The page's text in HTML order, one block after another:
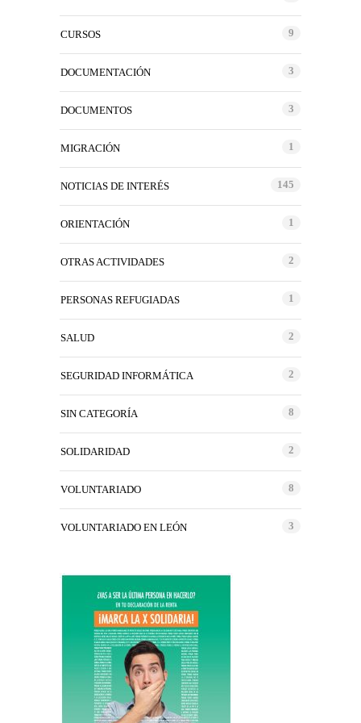
CURSOS 9
DOCUMENTACIÓN 3
DOCUMENTOS 3
MIGRACIÓN 1
NOTICIAS DE INTERÉS 145
ORIENTACIÓN 1
OTRAS ACTIVIDADES 2
PERSONAS REFUGIADAS 1
SALUD 2
SEGURIDAD INFORMÁTICA 2
SIN CATEGORÍA 8
SOLIDARIDAD 2
VOLUNTARIADO 8
VOLUNTARIADO EN LEÓN 3